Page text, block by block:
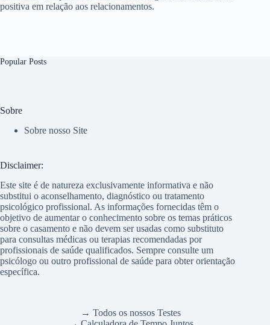
positiva em relação aos relacionamentos.
Popular Posts
Sobre
Sobre nosso Site
Disclaimer:
Este site é de natureza exclusivamente informativa e não
substitui o aconselhamento, diagnóstico ou tratamento
psicológico profissional. As informações fornecidas têm o
objetivo de aumentar o conhecimento sobre os temas práticos
sobre o casamento e não devem ser usadas como substituto
para consultas médicas ou terapias recomendadas por
profissionais de saúde qualificados. Sempre consulte um
psicólogo ou outro profissional de saúde para obter orientação
específica.
→ Todos os nossos Testes